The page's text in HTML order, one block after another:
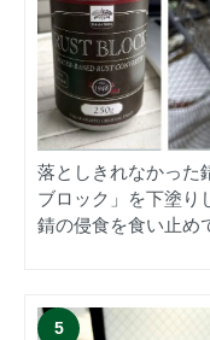
落としきれなかった
ブロック」を下塗り
錆の侵食を食い止め